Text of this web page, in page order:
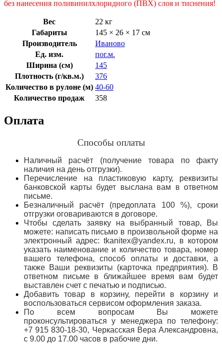
без нанесения поливинилхлоридного (ПВХ) слоя и тиснения!
Вес
22 кг
Габариты
145 × 26 × 17 см
Производитель
Иваново
Ед. изм.
пог.м.
Ширина (см)
145
Плотность (г/кв.м.)
376
Количество в рулоне (м) 40-60
Количество продаж
358
Оплата
Способы оплаты
Наличный расчёт (получение товара по факту
наличия на день отгрузки).
Перечисление на пластиковую карту, реквизиты
банковской карты будет выслана вам в ответном
письме.
Безналичный расчёт (предоплата 100 %), сроки
отгрузки оговариваются в договоре.
Чтобы сделать заявку на выбранный товар, Вы
можете: написать письмо в произвольной форме на
электронный адрес: tkanitex@yandex.ru, в котором
указать наименование и количество товара, номер
вашего телефона, способ оплаты и доставки, а
также Ваши реквизиты (карточка предприятия). В
ответном письме в ближайшее время вам будет
выставлен счет с печатью и подписью.
Добавить товар в корзину, перейти в корзину и
воспользоваться сервисом оформления заказа.
По всем вопросам Вы можете
проконсультироваться у менеджера по телефону:
+7 915 830-18-30, Черкасская Вера Александровна,
с 9.00 до 17.00 часов в рабочие дни.